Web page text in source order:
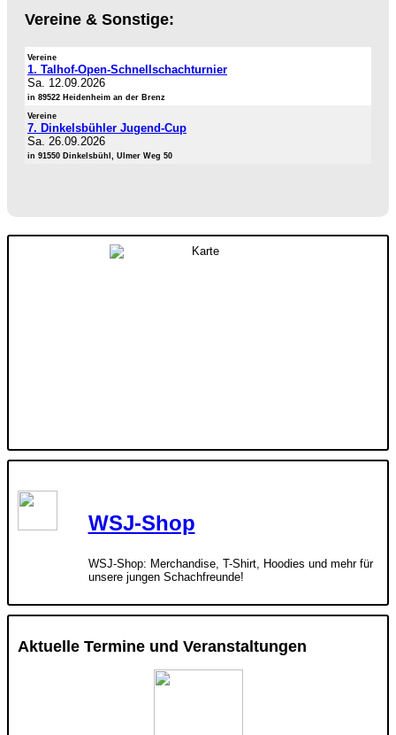
Vereine & Sonstige:
Vereine
1. Talhof-Open-Schnellschachturnier
Sa. 12.09.2026
in 89522 Heidenheim an der Brenz
Vereine
7. Dinkelsbühler Jugend-Cup
Sa. 26.09.2026
in 91550 Dinkelsbühl, Ulmer Weg 50
WSJ-Shop
WSJ-Shop: Merchandise, T-Shirt, Hoodies und mehr für
unsere jungen Schachfreunde!
Aktuelle Termine und Veranstaltungen